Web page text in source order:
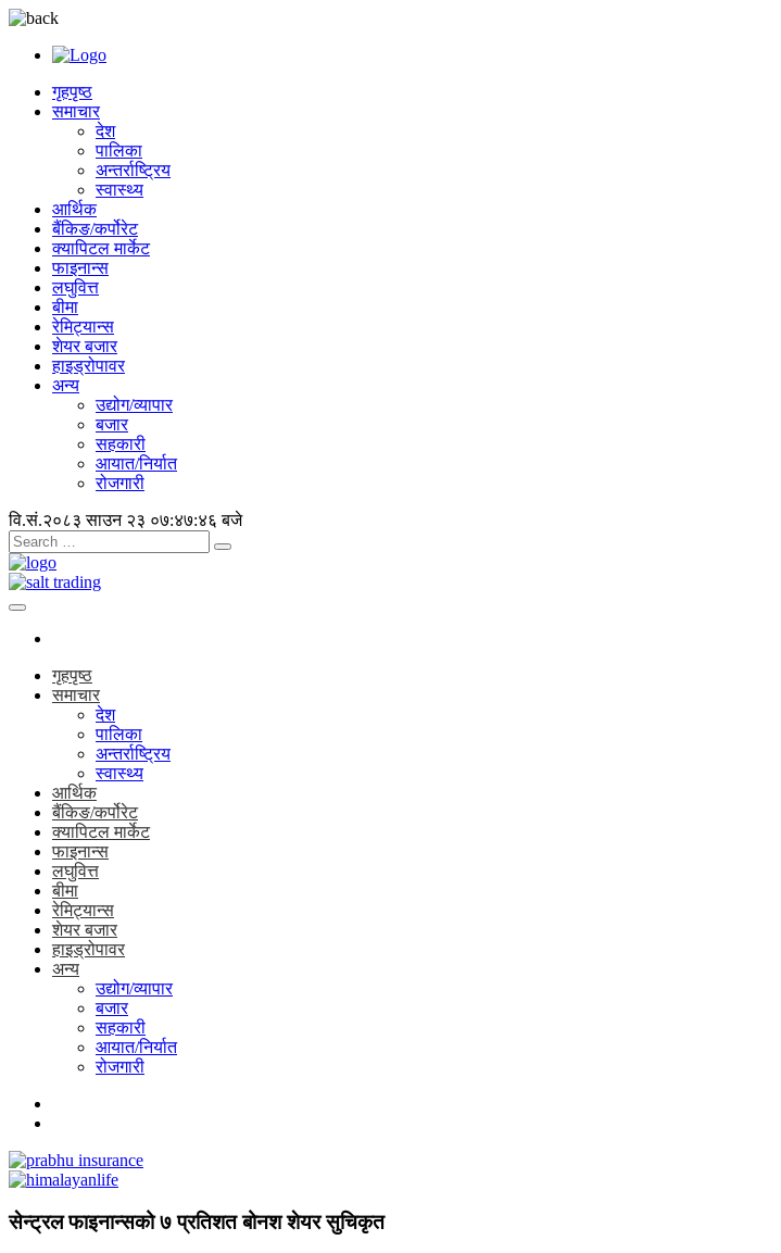
गृहपृष्ठ
समाचार
देश
पालिका
अन्तर्राष्ट्रिय
स्वास्थ्य
आर्थिक
बैंकिङ/कर्पोरेट
क्यापिटल मार्केट
फाइनान्स
लघुवित्त
बीमा
रेमिट्यान्स
शेयर बजार
हाइड्रोपावर
अन्य
उद्योग/व्यापार
बजार
सहकारी
आयात/निर्यात
रोजगारी
वि.सं.२०८३ साउन २३ ०७:४७:४७ बजे
गृहपृष्ठ
समाचार
देश
पालिका
अन्तर्राष्ट्रिय
स्वास्थ्य
आर्थिक
बैंकिङ/कर्पोरेट
क्यापिटल मार्केट
फाइनान्स
लघुवित्त
बीमा
रेमिट्यान्स
शेयर बजार
हाइड्रोपावर
अन्य
उद्योग/व्यापार
बजार
सहकारी
आयात/निर्यात
रोजगारी
सेन्ट्रल फाइनान्सको ७ प्रतिशत बोनश शेयर सुचिकृत